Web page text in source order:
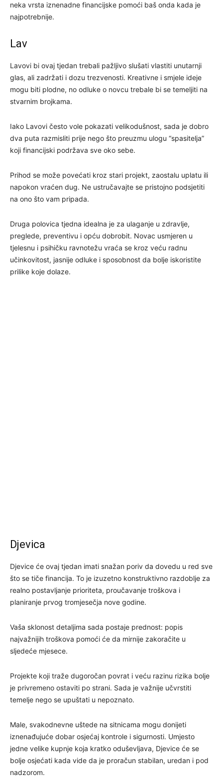
neka vrsta iznenadne financijske pomoći baš onda kada je
najpotrebnije.
Lav
Lavovi bi ovaj tjedan trebali pažljivo slušati vlastiti unutarnji
glas, ali zadržati i dozu trezvenosti. Kreativne i smjele ideje
mogu biti plodne, no odluke o novcu trebale bi se temeljiti na
stvarnim brojkama.
Iako Lavovi često vole pokazati velikodušnost, sada je dobro
dva puta razmisliti prije nego što preuzmu ulogu “spasitelja”
koji financijski podržava sve oko sebe.
Prihod se može povećati kroz stari projekt, zaostalu uplatu ili
napokon vraćen dug. Ne ustručavajte se pristojno podsjetiti
na ono što vam pripada.
Druga polovica tjedna idealna je za ulaganje u zdravlje,
preglede, preventivu i opću dobrobit. Novac usmjeren u
tjelesnu i psihičku ravnotežu vraća se kroz veću radnu
učinkovitost, jasnije odluke i sposobnost da bolje iskoristite
prilike koje dolaze.
Djevica
Djevice će ovaj tjedan imati snažan poriv da dovedu u red sve
što se tiče financija. To je izuzetno konstruktivno razdoblje za
realno postavljanje prioriteta, proučavanje troškova i
planiranje prvog tromjesečja nove godine.
Vaša sklonost detaljima sada postaje prednost: popis
najvažnijih troškova pomoći će da mirnije zakoračite u
sljedeće mjesece.
Projekte koji traže dugoročan povrat i veću razinu rizika bolje
je privremeno ostaviti po strani. Sada je važnije učvrstiti
temelje nego se upuštati u nepoznato.
Male, svakodnevne uštede na sitnicama mogu donijeti
iznenađujuće dobar osjećaj kontrole i sigurnosti. Umjesto
jedne velike kupnje koja kratko oduševljava, Djevice će se
bolje osjećati kada vide da je proračun stabilan, uredan i pod
nadzorom.